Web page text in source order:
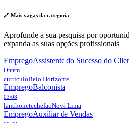
🔗 Mais vagas da categoria
Aprofunde a sua pesquisa por
expanda as suas opções profissionais
EmpregoAssistente do Sucesso do
Ontem
curriculoBelo Horizonte
EmpregoBalconista
03/08
lanchonetechefaoNova Lima
EmpregoAuxiliar de Vendas